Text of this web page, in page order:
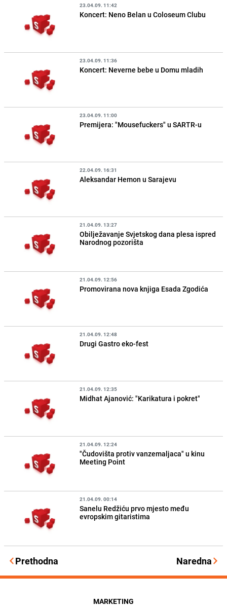
23.04.09. 11:42
Koncert: Neno Belan u Coloseum Clubu
23.04.09. 11:36
Koncert: Neverne bebe u Domu mladih
23.04.09. 11:00
Premijera: "Mousefuckers" u SARTR-u
22.04.09. 16:31
Aleksandar Hemon u Sarajevu
21.04.09. 13:27
Obilježavanje Svjetskog dana plesa ispred
Narodnog pozorišta
21.04.09. 12:56
Promovirana nova knjiga Esada Zgodića
21.04.09. 12:48
Drugi Gastro eko-fest
21.04.09. 12:35
Midhat Ajanović: "Karikatura i pokret"
21.04.09. 12:24
"Čudovišta protiv vanzemaljaca" u kinu
Meeting Point
21.04.09. 00:14
Sanelu Redžiću prvo mjesto među
evropskim gitaristima
Prethodna Naredna
MARKETING